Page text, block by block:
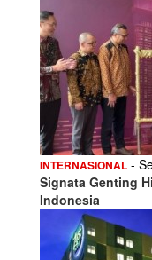
INTERNASIONAL -
Signata Genting
Indonesia